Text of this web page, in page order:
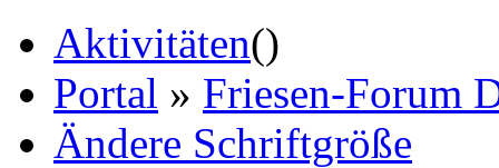
Aktivitäten()
Portal » Friesen-Forum
Ändere Schriftgröße